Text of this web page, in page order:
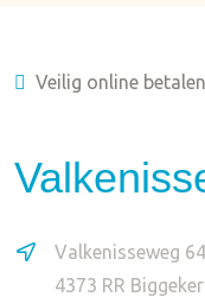
Veilig online
Valkenisseweg 64
4373 RR